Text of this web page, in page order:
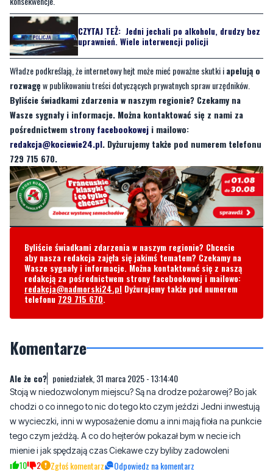
Władze podkreślają, że internetowy hejt może mieć poważne skutki i
apelują o
rozwagęw publikowaniu treści dotyczących prywatnych spraw urzędników.
Byliście świadkami zdarzenia w naszym regionie? Czekamy na
Wasze sygnały i informacje. Można kontaktować się z nami za
pośrednictwemstrony facebookoweji mailowo:
redakcja@kociewie24.pl. Dyżurujemy także pod numerem telefonu
729 715 670.
Byliście świadkami zdarzenia w naszym regionie? Chcecie
aby nasza redakcja zajęła się jakimś tematem? Czekamy na
Wasze sygnały i informacje. Można kontaktować się z naszą
redakcja@nadmorski24.plDyżurujemy także pod numerem
telefonu729 715 670.
Komentarze
Stoją w niedozwolonym miejscu? Są na drodze pożarowej? Bo jak
w wycieczki, inni w wyposażenie domu a inni mają fioła na punkcie
tego czym jeźdżą. A co do hejterów pokazał bym w necie ich
mienie i jak spędzają czas Ciekawe czy byliby zadowoleni
10 2 Zgłoś komentarz Odpowiedz na komentarz
poniedziałek, 31 marca 2025 - 14:37:51
Zdjęcie samochodu to nie są dane osobowe, więc o co chodzi?